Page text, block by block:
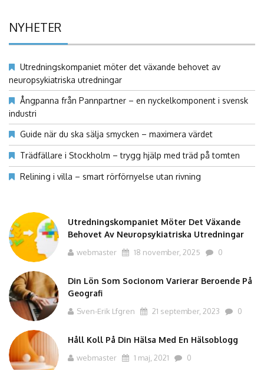
NYHETER
Utredningskompaniet möter det växande behovet av
neuropsykiatriska utredningar
Ångpanna från Pannpartner – en nyckelkomponent i svensk
industri
Guide när du ska sälja smycken – maximera värdet
Trädfällare i Stockholm – trygg hjälp med träd på tomten
Relining i villa – smart rörförnyelse utan rivning
Utredningskompaniet Möter Det Växande
Behovet Av Neuropsykiatriska Utredningar
webmaster 18 november, 2025 0
Din Lön Som Socionom Varierar Beroende På
Geografi
Sven-Erik Lfgren 21 september, 2023 0
Håll Koll På Din Hälsa Med En Hälsoblogg
webmaster 1 maj, 2021 0